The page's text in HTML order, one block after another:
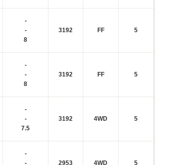
-
-
8
3192 FF 5
-
-
8
3192 FF 5
-
-
7.5
3192 4WD 5
-
-
2953 4WD 5